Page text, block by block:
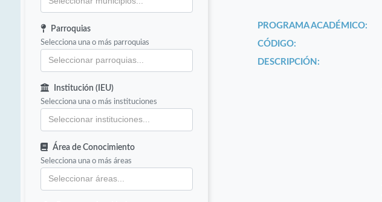
Parroquias
Selecciona una o más parroquias
Institución (IEU)
Selecciona una o más instituciones
Área de Conocimiento
Selecciona una o más áreas
PROGRAMA ACADÉMICO:
CÓDIGO:
DESCRIPCIÓN: